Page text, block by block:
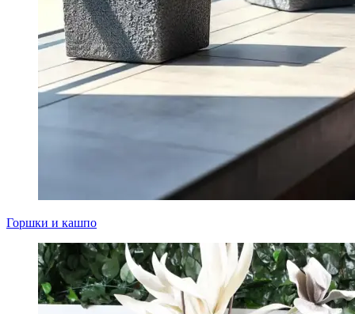
Горшки и кашпо